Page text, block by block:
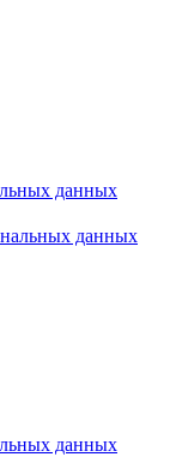
данных
данных
данных